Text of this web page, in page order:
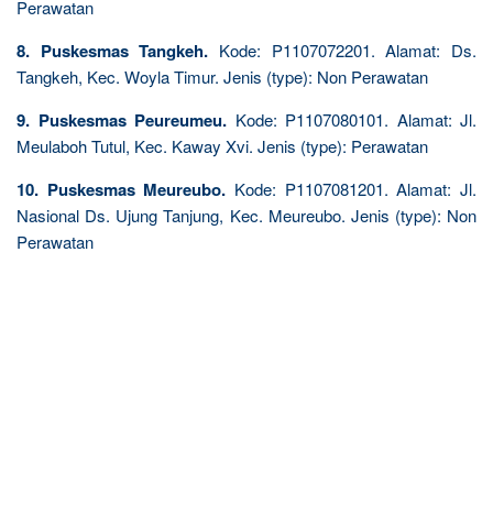
Perawatan
8. Puskesmas Tangkeh. Kode: P1107072201. Alamat: Ds.
Tangkeh, Kec. Woyla Timur. Jenis (type): Non Perawatan
9. Puskesmas Peureumeu. Kode: P1107080101. Alamat: Jl.
Meulaboh Tutul, Kec. Kaway Xvi. Jenis (type): Perawatan
10. Puskesmas Meureubo. Kode: P1107081201. Alamat: Jl.
Nasional Ds. Ujung Tanjung, Kec. Meureubo. Jenis (type): Non
Perawatan